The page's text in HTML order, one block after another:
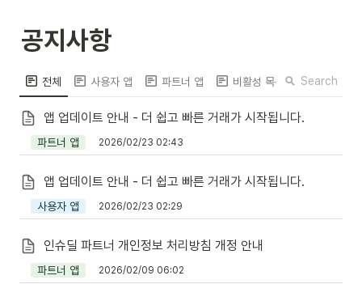
공지사항
전체 사용자 앱 파트너 앱 비활성 목록 Search
앱 업데이트 안내 - 더 쉽고 빠른 거래가 시작됩니다.
파트너 앱 2026/02/23 02:43
앱 업데이트 안내 - 더 쉽고 빠른 거래가 시작됩니다.
사용자 앱 2026/02/23 02:29
인슈딜 파트너 개인정보 처리방침 개정 안내
파트너 앱 2026/02/09 06:02